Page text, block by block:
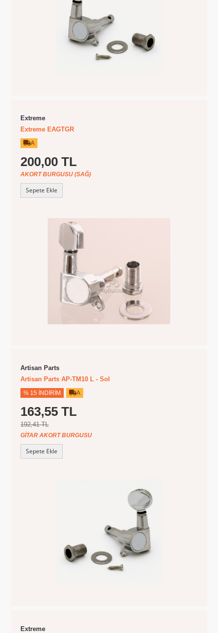
Extreme
Extreme EAGTGR
A
200,00 TL
AKORT BURGUSU (SAĞ)
Sepete Ekle
Artisan Parts
Artisan Parts AP-TM10 L - Sol
% 15 İNDIRIM A
163,55 TL
192,41 TL
GITAR AKORT BURGUSU
Sepete Ekle
Extreme